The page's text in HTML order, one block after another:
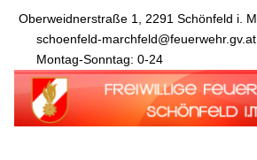
Oberweidnerstraße 1, 2291 Schönfeld i. M.
schoenfeld-marchfeld@feuerwehr.gv.at
Montag-Sonntag: 0-24